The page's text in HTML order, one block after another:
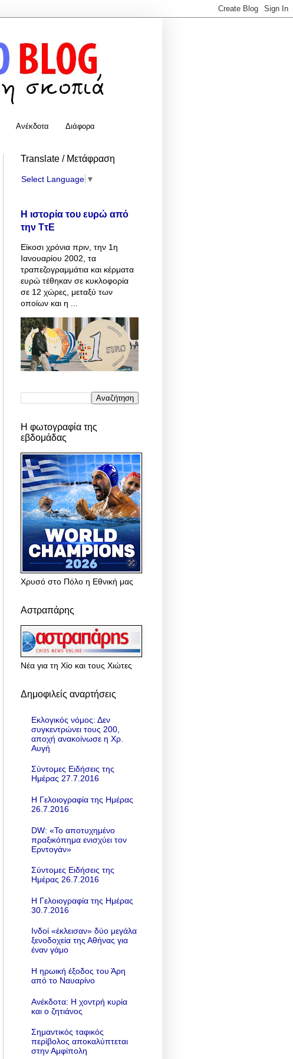
Ανέκδοτα Διάφορα
Translate / Μετάφραση
Select Language ▼
Η ιστορία του ευρώ από
την ΤτΕ
Είκοσι χρόνια πριν, την 1η
Ιανουαρίου 2002, τα
τραπεζογραμμάτια και κέρματα
ευρώ τέθηκαν σε κυκλοφορία
σε 12 χώρες, μεταξύ των
οποίων και η ...
Η φωτογραφία της
εβδομάδας
Χρυσό στο Πόλο η Εθνική μας
Αστραπάρης
Νέα για τη Χίο και τους Χιώτες
Δημοφιλείς αναρτήσεις
Εκλογικός νόμος: Δεν
συγκεντρώνει τους 200,
αποχή ανακοίνωσε η Χρ.
Αυγή
Σύντομες Ειδήσεις της
Ημέρας 27.7.2016
Η Γελοιογραφία της Ημέρας
26.7.2016
DW: «To αποτυχημένο
πραξικόπημα ενισχύει τον
Ερντογάν»
Σύντομες Ειδήσεις της
Ημέρας 26.7.2016
Η Γελοιογραφία της Ημέρας
30.7.2016
Ινδοί «έκλεισαν» δύο μεγάλα
ξενοδοχεία της Αθήνας για
έναν γάμο
Η ηρωική έξοδος του Άρη
από το Ναυαρίνο
Ανέκδοτα: Η χοντρή κυρία
και ο ζητιάνος
Σημαντικός ταφικός
περίβολος αποκαλύπτεται
στην Αμφίπολη